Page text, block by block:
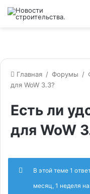
Главная / Форумы /
для WoW 3.3?
Есть ли
для WoW
В этой теме 1
месяц, 1 неделя